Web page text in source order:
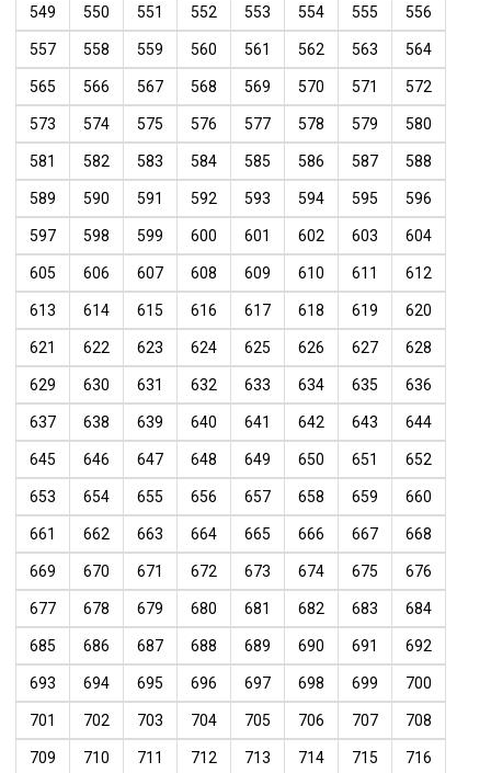
549 550 551 552 553 554 555 556
557 558 559 560 561 562 563 564
565 566 567 568 569 570 571 572
573 574 575 576 577 578 579 580
581 582 583 584 585 586 587 588
589 590 591 592 593 594 595 596
597 598 599 600 601 602 603 604
605 606 607 608 609 610 611 612
613 614 615 616 617 618 619 620
621 622 623 624 625 626 627 628
629 630 631 632 633 634 635 636
637 638 639 640 641 642 643 644
645 646 647 648 649 650 651 652
653 654 655 656 657 658 659 660
661 662 663 664 665 666 667 668
669 670 671 672 673 674 675 676
677 678 679 680 681 682 683 684
685 686 687 688 689 690 691 692
693 694 695 696 697 698 699 700
701 702 703 704 705 706 707 708
709 710 711 712 713 714 715 716